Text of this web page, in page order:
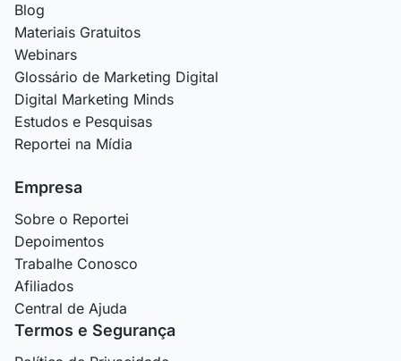
Blog
Materiais Gratuitos
Webinars
Glossário de Marketing Digital
Digital Marketing Minds
Estudos e Pesquisas
Reportei na Mídia
Empresa
Sobre o Reportei
Depoimentos
Trabalhe Conosco
Afiliados
Central de Ajuda
Termos e Segurança